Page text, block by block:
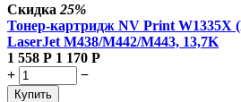
Скидка 25%
Тонер-картридж NV Print W1335X
LaserJet M438/M442/M443, 13,7K
1 558 Р 1 170 Р
+
−
Купить